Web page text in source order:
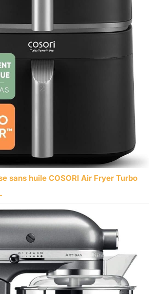
sans huile COSORI Air Fryer Turbo